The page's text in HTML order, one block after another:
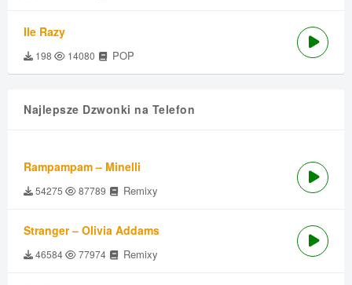
Ile Razy
198 14080 POP
Najlepsze Dzwonki na Telefon
Rampampam – Minelli
54275 87789 Remixy
Stranger – Olivia Addams
46584 77974 Remixy